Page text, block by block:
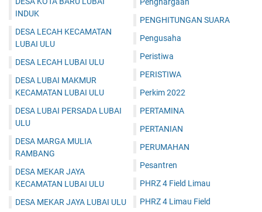
INDUK
DESA LECAH KECAMATAN
LUBAI ULU
DESA LECAH LUBAI ULU
DESA LUBAI MAKMUR
KECAMATAN LUBAI ULU
DESA LUBAI PERSADA LUBAI
ULU
DESA MARGA MULIA
RAMBANG
DESA MEKAR JAYA
KECAMATAN LUBAI ULU
DESA MEKAR JAYA LUBAI ULU
Penghargaan
PENGHITUNGAN SUARA
Pengusaha
Peristiwa
PERISTIWA
Perkim 2022
PERTAMINA
PERTANIAN
PERUMAHAN
Pesantren
PHRZ 4 Field Limau
PHRZ 4 Limau Field